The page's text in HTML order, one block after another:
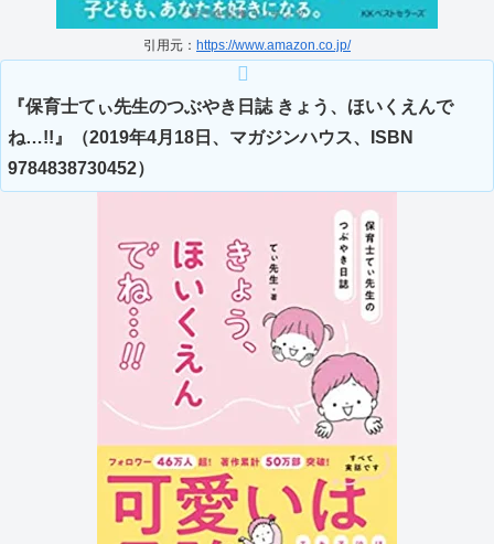
引用元： https://www.amazon.co.jp/
『保育士てぃ先生のつぶやき日誌 きょう、ほいくえんで
ね…!!』（2019年4月18日、マガジンハウス、ISBN
9784838730452）